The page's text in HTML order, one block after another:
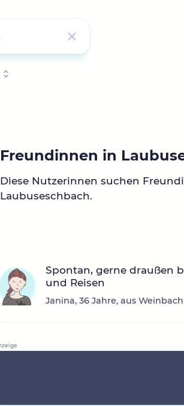
Freundinnen in
Diese Nutzerinnen suchen
Laubuseschbach.
Spontan, gerne draußen
und Reisen
Janina, 36 Jahre, aus Weinbach